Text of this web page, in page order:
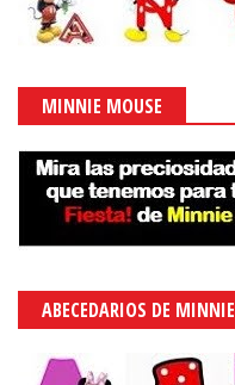
MINNIE MOUSE
ABECEDARIOS DE MINNIE